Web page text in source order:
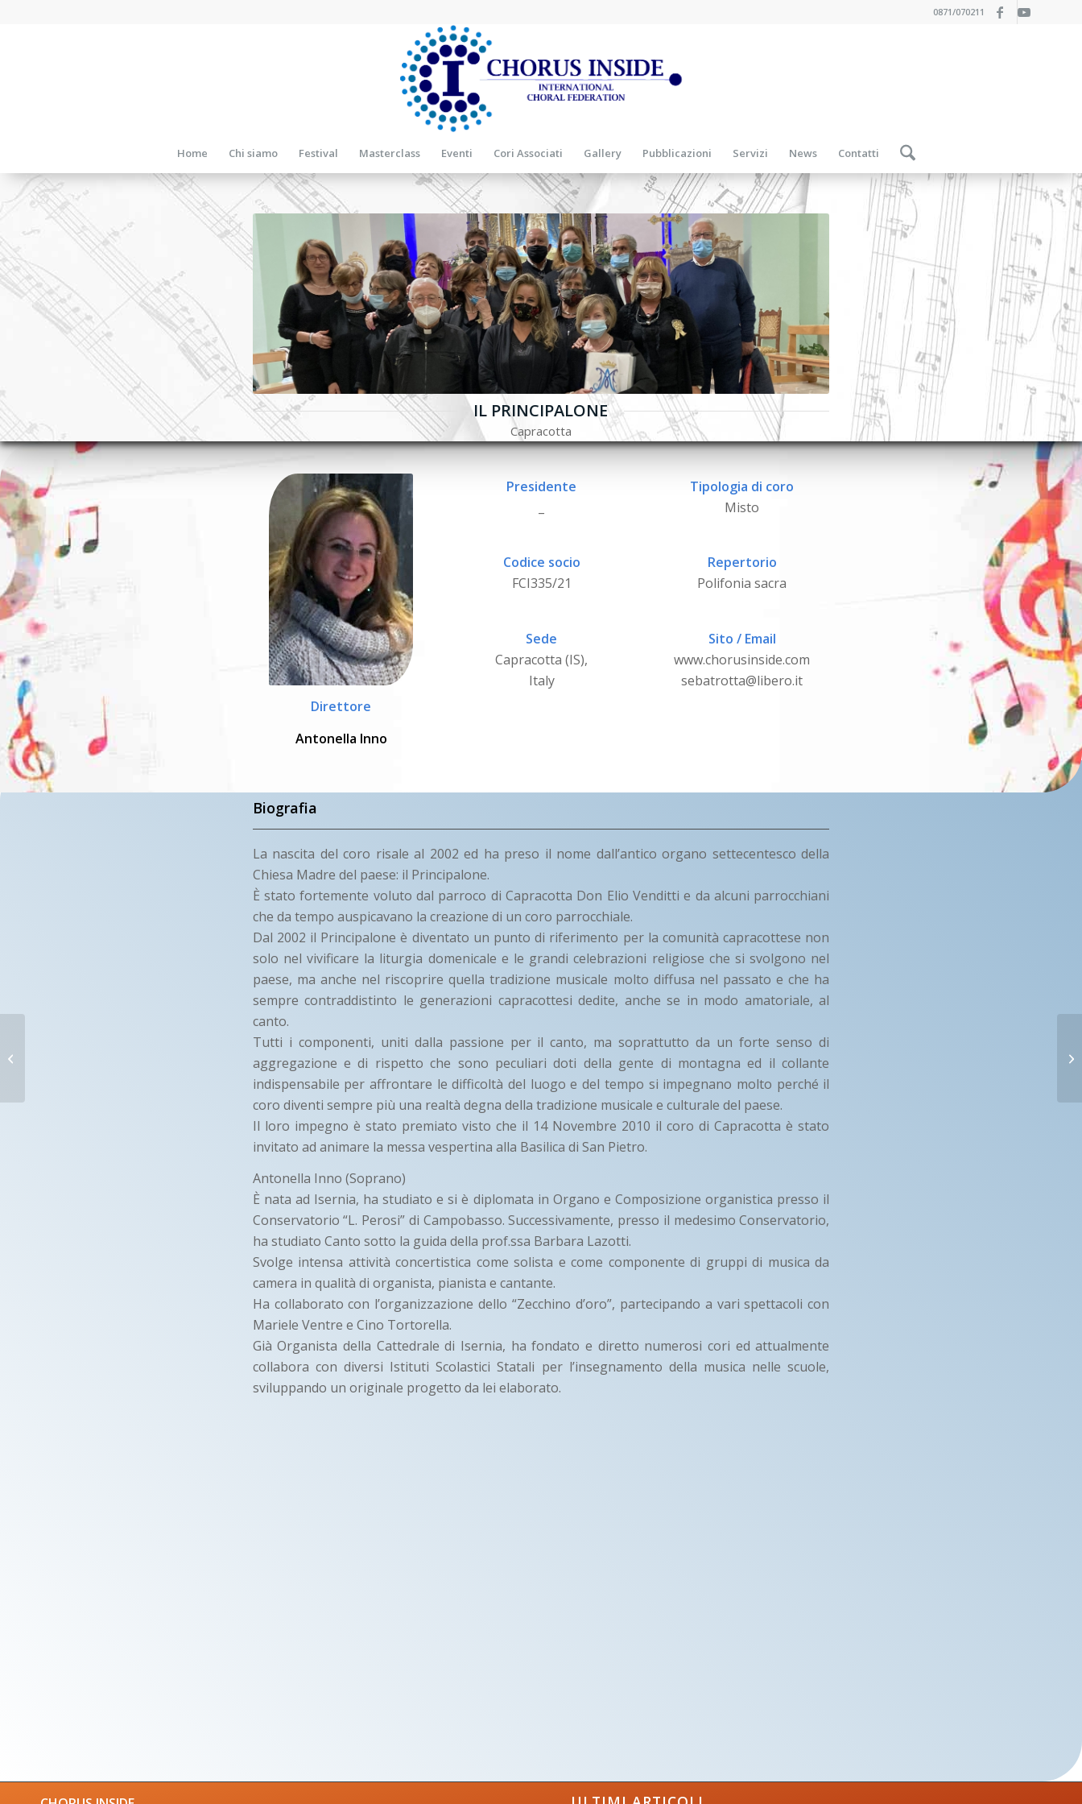
0871/070211
Home Chi siamo Festival Masterclass Eventi Cori Associati Gallery Pubblicazioni Servizi News Contatti
IL PRINCIPALONE
Capracotta
Direttore
Antonella Inno
Presidente
Codice socio
FCI335/21
Sede
Capracotta (IS),
Italy
Tipologia di coro
Misto
Repertorio
Polifonia sacra
Sito / Email
www.chorusinside.com
sebatrotta@libero.it
Biografia
La nascita del coro risale al 2002 ed ha preso il nome dall’antico organo settecentesco della
Chiesa Madre del paese: il Principalone.
È stato fortemente voluto dal parroco di Capracotta Don Elio Venditti e da alcuni parrocchiani
che da tempo auspicavano la creazione di un coro parrocchiale.
Dal 2002 il Principalone è diventato un punto di riferimento per la comunità capracottese non
solo nel vivificare la liturgia domenicale e le grandi celebrazioni religiose che si svolgono nel
paese, ma anche nel riscoprire quella tradizione musicale molto diffusa nel passato e che ha
sempre contraddistinto le generazioni capracottesi dedite, anche se in modo amatoriale, al
canto.
Tutti i componenti, uniti dalla passione per il canto, ma soprattutto da un forte senso di
aggregazione e di rispetto che sono peculiari doti della gente di montagna ed il collante
indispensabile per affrontare le difficoltà del luogo e del tempo si impegnano molto perché il
coro diventi sempre più una realtà degna della tradizione musicale e culturale del paese.
Il loro impegno è stato premiato visto che il 14 Novembre 2010 il coro di Capracotta è stato
invitato ad animare la messa vespertina alla Basilica di San Pietro.
Antonella Inno (Soprano)
È nata ad Isernia, ha studiato e si è diplomata in Organo e Composizione organistica presso il
Conservatorio “L. Perosi” di Campobasso. Successivamente, presso il medesimo Conservatorio,
ha studiato Canto sotto la guida della prof.ssa Barbara Lazotti.
Svolge intensa attività concertistica come solista e come componente di gruppi di musica da
camera in qualità di organista, pianista e cantante.
Ha collaborato con l’organizzazione dello “Zecchino d’oro”, partecipando a vari spettacoli con
Mariele Ventre e Cino Tortorella.
Già Organista della Cattedrale di Isernia, ha fondato e diretto numerosi cori ed attualmente
collabora con diversi Istituti Scolastici Statali per l’insegnamento della musica nelle scuole,
sviluppando un originale progetto da lei elaborato.